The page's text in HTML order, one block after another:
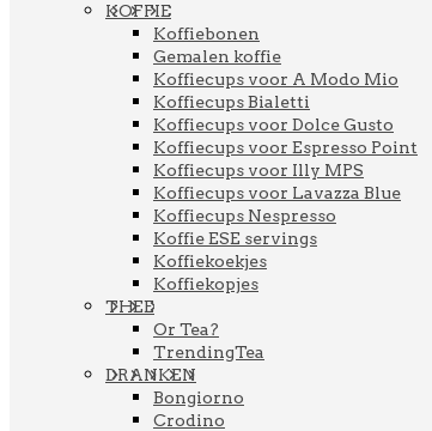
KOFFIE
Koffiebonen
Gemalen koffie
Koffiecups voor A Modo Mio
Koffiecups Bialetti
Koffiecups voor Dolce Gusto
Koffiecups voor Espresso Point
Koffiecups voor Illy MPS
Koffiecups voor Lavazza Blue
Koffiecups Nespresso
Koffie ESE servings
Koffiekoekjes
Koffiekopjes
THEE
Or Tea?
TrendingTea
DRANKEN
Bongiorno
Crodino